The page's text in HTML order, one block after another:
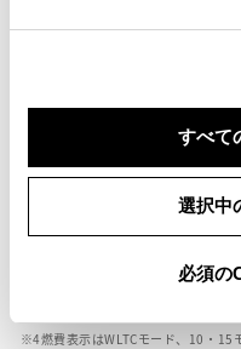
すべて
選択中
必須の
装備・オプション
ボディカラー
ールベースが左右で数値が異なる場
エンジン仕様により、×2の表記が
車の種類、仕様により燃料タン
燃費表示はWLTCモード、10・